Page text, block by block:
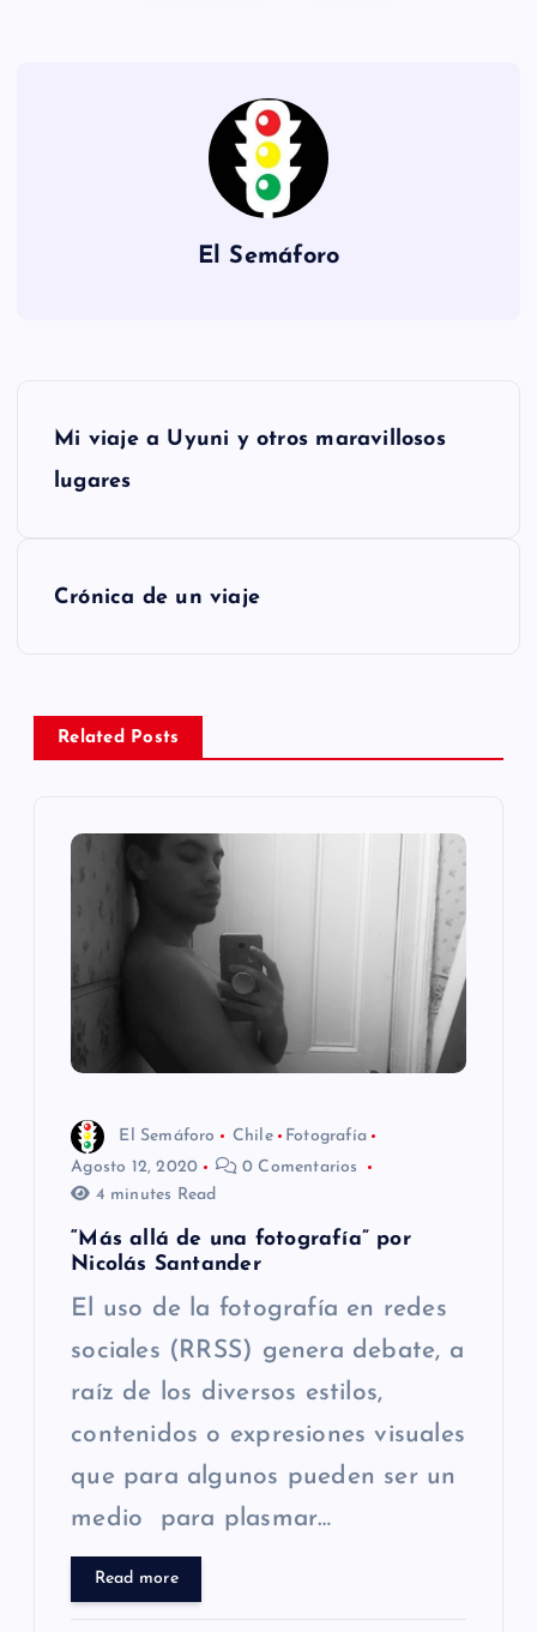
El Semáforo
c
Mi viaje a Uyuni y otros maravillosos
lugares
Crónica de un viaje
Related Posts
El Semáforo Chile
Fotografía
Agosto 12, 2020
0 Comentarios
4 minutes Read
“Más allá de una fotografía” por
Nicolás Santander
El uso de la fotografía en redes
sociales (RRSS) genera debate, a
raíz de los diversos estilos,
contenidos o expresiones visuales
que para algunos pueden ser un
medio para plasmar…
Read more